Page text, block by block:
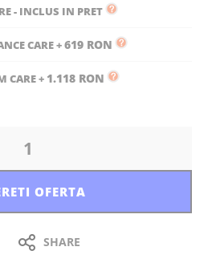
- INCLUS IN PRET
CARE+619 RON
CARE+ 1.118 RON
OFERTA
SHARE